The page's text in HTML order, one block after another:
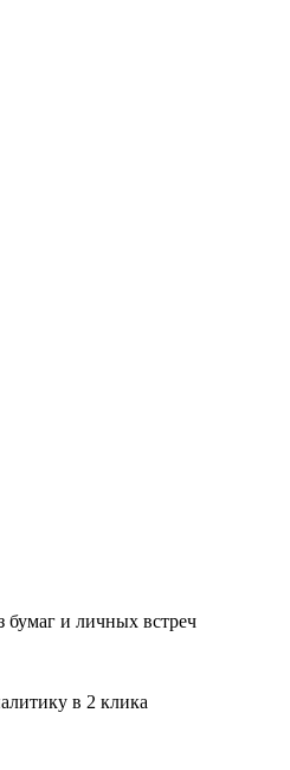
бумаг и личных встреч
в 2 клика